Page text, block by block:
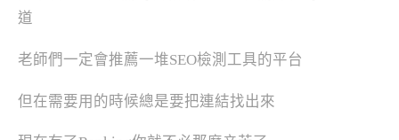
道
老師們一定會推薦一堆SEO檢測工具的平台
但在需要用的時候總是要把連結找出來